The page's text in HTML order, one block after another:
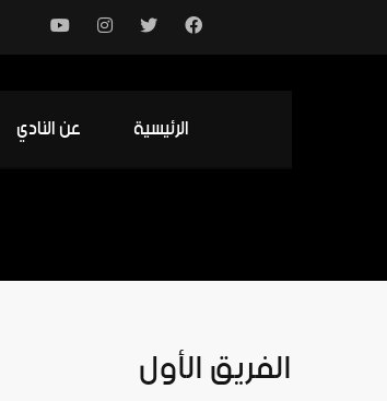
الرئيسية عن النادي
الفريق الأول